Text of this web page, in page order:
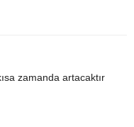
zamanda artacaktır